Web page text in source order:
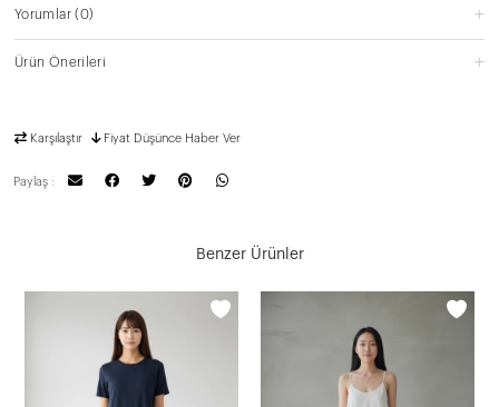
Yorumlar(0)
Ürün Önerileri
Karşılaştır Fiyat Düşünce Haber Ver
Paylaş :
Benzer Ürünler